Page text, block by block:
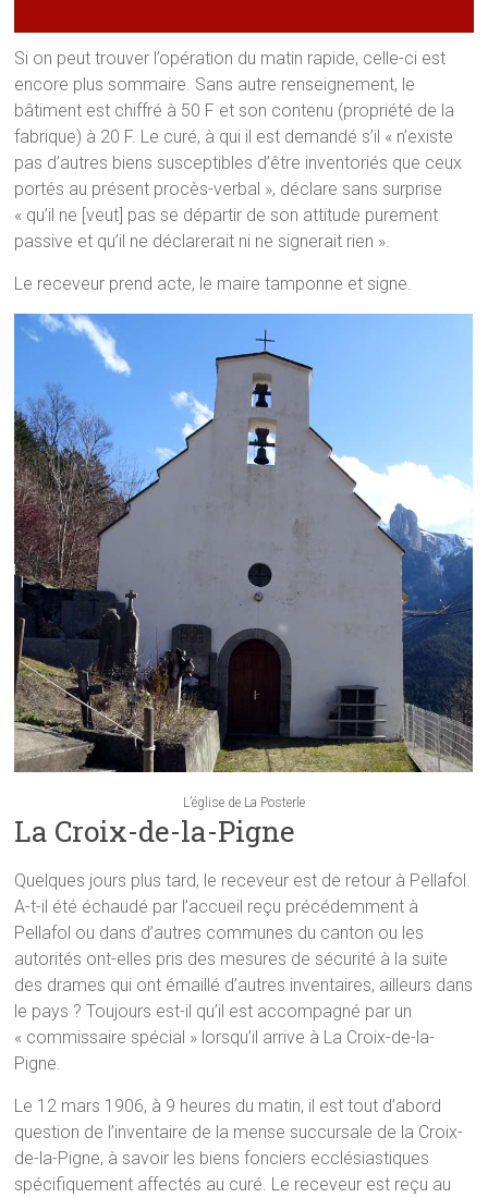
Si on peut trouver l’opération du matin rapide, celle-ci est
encore plus sommaire. Sans autre renseignement, le
bâtiment est chiffré à 50 F et son contenu (propriété de la
fabrique) à 20 F. Le curé, à qui il est demandé s’il « n’existe
pas d’autres biens susceptibles d’être inventoriés que ceux
portés au présent procès-verbal », déclare sans surprise
« qu’il ne [veut] pas se départir de son attitude purement
passive et qu’il ne déclarerait ni ne signerait rien ».
Le receveur prend acte, le maire tamponne et signe.
L’église de La Posterle
La Croix-de-la-Pigne
Quelques jours plus tard, le receveur est de retour à Pellafol.
A-t-il été échaudé par l’accueil reçu précédemment à
Pellafol ou dans d’autres communes du canton ou les
autorités ont-elles pris des mesures de sécurité à la suite
des drames qui ont émaillé d’autres inventaires, ailleurs dans
le pays ? Toujours est-il qu’il est accompagné par un
« commissaire spécial » lorsqu’il arrive à La Croix-de-la-
Pigne.
Le 12 mars 1906, à 9 heures du matin, il est tout d’abord
question de l’inventaire de la mense succursale de la Croix-
de-la-Pigne, à savoir les biens fonciers ecclésiastiques
spécifiquement affectés au curé. Le receveur est reçu au